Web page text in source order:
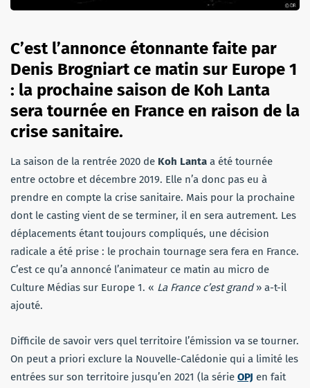
C’est l’annonce étonnante faite par
Denis Brogniart ce matin sur Europe 1
: la prochaine saison de Koh Lanta
sera tournée en France en raison de la
crise sanitaire.
La saison de la rentrée 2020 de Koh Lanta a été tournée
entre octobre et décembre 2019. Elle n’a donc pas eu à
prendre en compte la crise sanitaire. Mais pour la prochaine
dont le casting vient de se terminer, il en sera autrement. Les
déplacements étant toujours compliqués, une décision
radicale a été prise : le prochain tournage sera fera en France.
C’est ce qu’a annoncé l’animateur ce matin au micro de
Culture Médias sur Europe 1. « La France c’est grand» a-t-il
ajouté.
Difficile de savoir vers quel territoire l’émission va se tourner.
On peut a priori exclure la Nouvelle-Calédonie qui a limité les
entrées sur son territoire jusqu’en 2021 (la série OPJ en fait